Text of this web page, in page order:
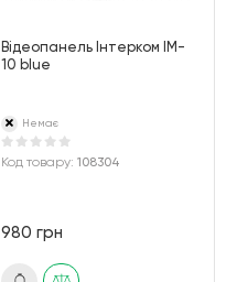
Відеопанель Інтерком IM-
10 blue
Немає
Код товару:108304
980 грн